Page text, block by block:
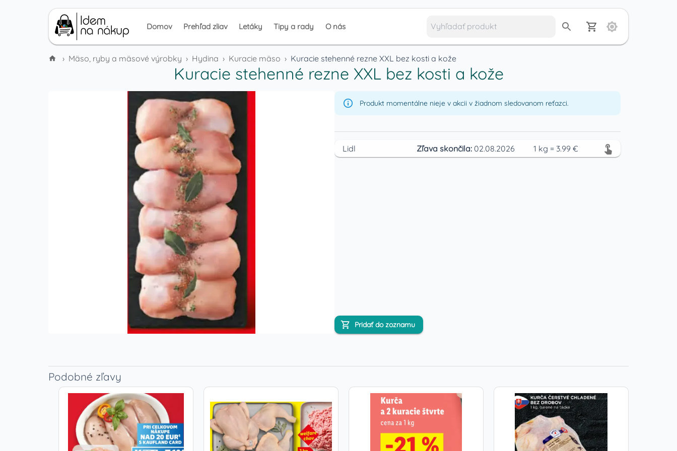
Domov Prehľad zliav Letáky Tipy a rady O nás
› Mäso, ryby a mäsové výrobky › Hydina › Kuracie mäso › Kuracie stehenné rezne XXL bez kosti a kože
Kuracie stehenné rezne XXL bez kosti a kože
Produkt momentálne nieje v akcii v žiadnom sledovanom reťazci.
Lidl Zľava skončila: 02.08.2026 1 kg = 3.99 €
Pridať do zoznamu
Podobné zľavy